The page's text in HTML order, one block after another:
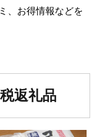
、お得情報などを
返礼品